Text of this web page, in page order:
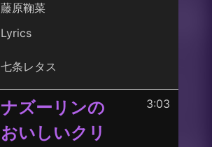
藤原鞠菜
Lyrics
七条レタス
ナズーリンの
おいしいクリ
3:03